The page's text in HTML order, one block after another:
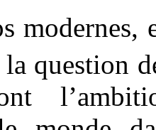
modernes,
la question